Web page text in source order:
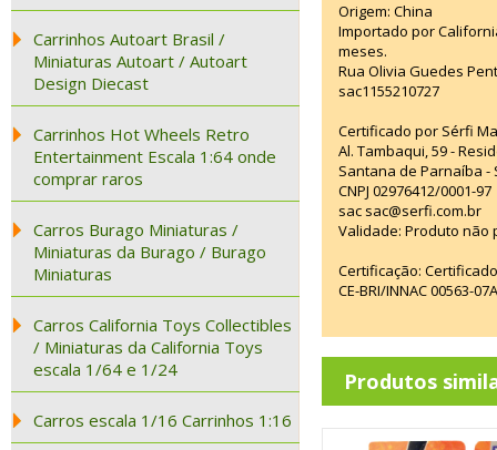
Carrinhos Autoart Brasil /
Miniaturas Autoart / Autoart
Design Diecast
Carrinhos Hot Wheels Retro
Entertainment Escala 1:64 onde
comprar raros
Carros Burago Miniaturas /
Miniaturas da Burago / Burago
Miniaturas
Carros California Toys Collectibles
/ Miniaturas da California Toys
escala 1/64 e 1/24
Carros escala 1/16 Carrinhos 1:16
Origem: China
Importado por
meses.
Rua Olivia Guedes
sac1155210727
Certificado por Sérfi
Al. Tambaqui, 59 -
Santana de Parnaíba -
CNPJ 02976412/0001-97
sac sac@serfi.com.br
Validade: Produto não
Certificação:
CE-BRI/INNAC 00563-
Produtos